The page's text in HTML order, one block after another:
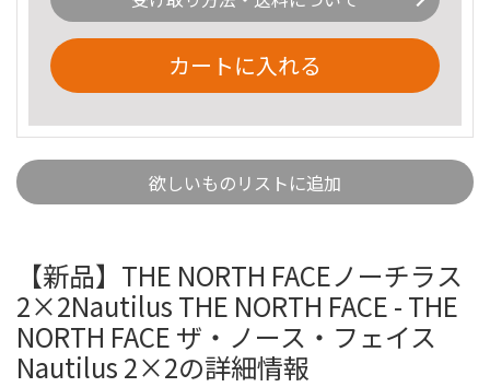
カートに入れる
欲しいものリストに追加
【新品】THE NORTH FACEノーチラス
2×2Nautilus THE NORTH FACE - THE
NORTH FACE ザ・ノース・フェイス
Nautilus 2×2の詳細情報